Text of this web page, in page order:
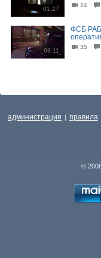
01:27
24
03:11
ФСБ
35
администрация | правила
©